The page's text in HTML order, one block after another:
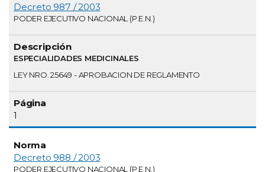
Decreto 987 / 2003
PODER EJECUTIVO NACIONAL (P.E.N.)
ESPECIALIDADES MEDICINALES
LEY NRO. 25649 - APROBACION DE REGLAMENTO
1
Decreto 988 / 2003
PODER EJECUTIVO NACIONAL (P.E.N.)